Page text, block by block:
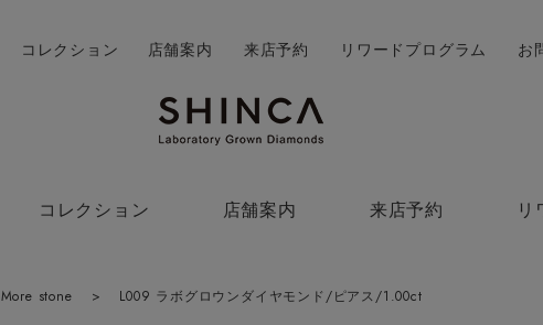
コレクション 店舗案内 来店予約
コレクション 店舗案内 来店予約 リワードプログラム お
More stone > L009 ラボグロウンダイヤモンド/ピアス/1.00ct